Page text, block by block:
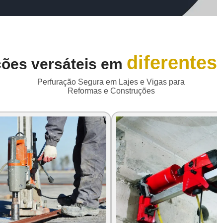
versáteis em diferentes
Perfuração Segura em Lajes e Vigas para
Reformas e Construções